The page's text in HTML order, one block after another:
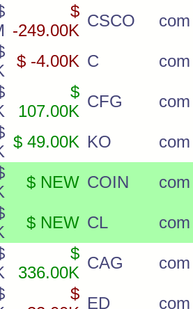
$
-249.00K
CSCO
com
$ -4.00K C
$
107.00K
CFG
com
$ 49.00K KO
com
$ NEW COIN
$ NEW CL
com
$
336.00K
CAG
com
$
ED com